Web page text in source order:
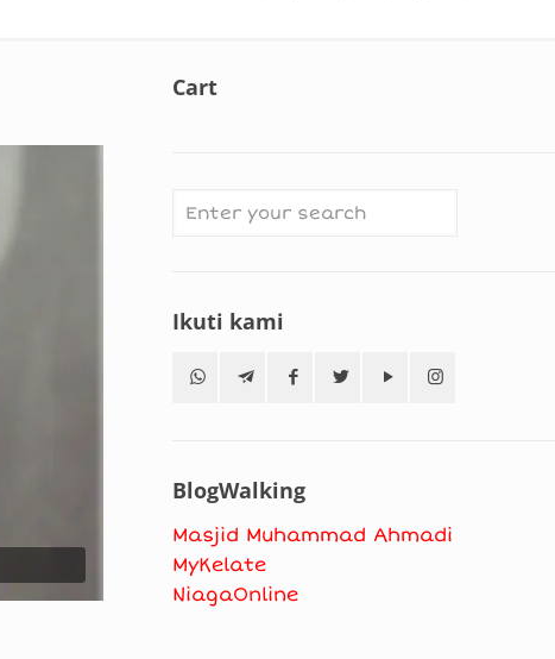
Cart
Ikuti kami
BlogWalking
Masjid Muhammad Ahmadi
MyKelate
NiagaOnline